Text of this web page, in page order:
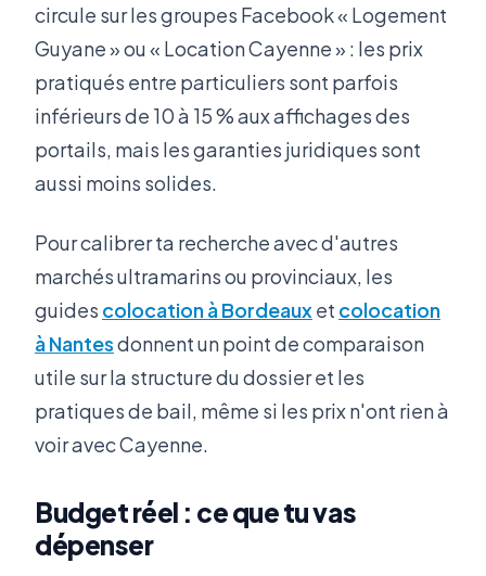
circule sur les groupes Facebook « Logement
Guyane » ou « Location Cayenne » : les prix
pratiqués entre particuliers sont parfois
inférieurs de 10 à 15 % aux affichages des
portails, mais les garanties juridiques sont
aussi moins solides.
Pour calibrer ta recherche avec d'autres
marchés ultramarins ou provinciaux, les
guides colocation à Bordeauxet colocation
à Nantesdonnent un point de comparaison
utile sur la structure du dossier et les
pratiques de bail, même si les prix n'ont rien à
voir avec Cayenne.
Budget réel : ce que tu vas
dépenser